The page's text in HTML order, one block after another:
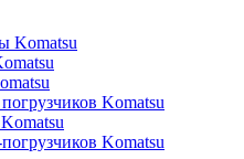
Komatsu
Komatsu
Komatsu